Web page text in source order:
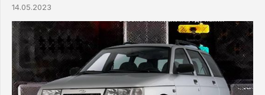
14.05.2023